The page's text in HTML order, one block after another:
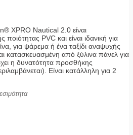
XPRO Nautical 2.0 είναι
PVC και είναι ιδανική για
για ψάρεμα ή ένα ταξίδι αναψυχής
κατασκευασμένη από ξύλινα πάνελ για
η δυνατότητα προσθήκης
Είναι κατάλληλη για 2